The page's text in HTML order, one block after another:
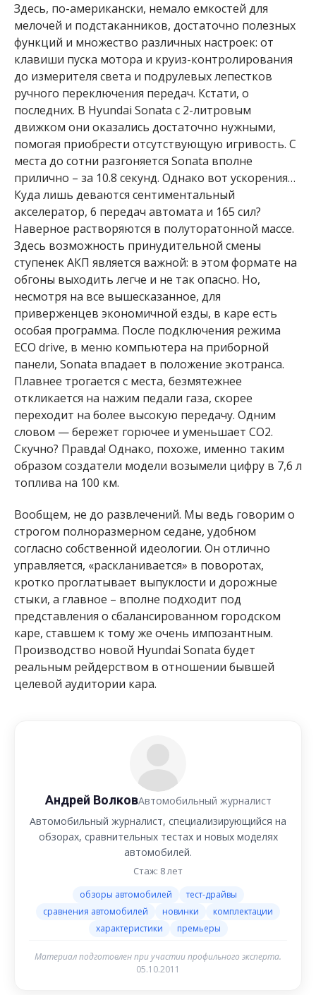
Здесь, по-американски, немало емкостей для
мелочей и подстаканников, достаточно полезных
функций и множество различных настроек: от
клавиши пуска мотора и круиз-контролирования
до измерителя света и подрулевых лепестков
ручного переключения передач. Кстати, о
последних. В Hyundai Sonata с 2-литровым
движком они оказались достаточно нужными,
помогая приобрести отсутствующую игривость. С
места до сотни разгоняется Sonata вполне
прилично – за 10.8 секунд. Однако вот ускорения…
Куда лишь деваются сентиментальный
акселератор, 6 передач автомата и 165 сил?
Наверное растворяются в полуторатонной массе.
Здесь возможность принудительной смены
ступенек АКП является важной: в этом формате на
обгоны выходить легче и не так опасно. Но,
несмотря на все вышесказанное, для
приверженцев экономичной езды, в каре есть
особая программа. После подключения режима
ЕСО drive, в меню компьютера на приборной
панели, Sonata впадает в положение экотранса.
Плавнее трогается с места, безмятежнее
откликается на нажим педали газа, скорее
переходит на более высокую передачу. Одним
словом — бережет горючее и уменьшает СО2.
Скучно? Правда! Однако, похоже, именно таким
образом создатели модели возымели цифру в 7,6 л
топлива на 100 км.
Вообщем, не до развлечений. Мы ведь говорим о
строгом полноразмерном седане, удобном
согласно собственной идеологии. Он отлично
управляется, «раскланивается» в поворотах,
кротко проглатывает выпуклости и дорожные
стыки, а главное – вполне подходит под
представления о сбалансированном городском
каре, ставшем к тому же очень импозантным.
Производство новой Hyundai Sonata будет
реальным рейдерством в отношении бывшей
целевой аудитории кара.
Андрей ВолковАвтомобильный журналист
Автомобильный журналист, специализирующийся на
обзорах, сравнительных тестах и новых моделях
автомобилей.
Стаж: 8 лет
обзоры автомобилей
тест-драйвы
сравнения автомобилей
новинки
комплектации
характеристики
премьеры
Материал подготовлен при участии профильного эксперта.
05.10.2011